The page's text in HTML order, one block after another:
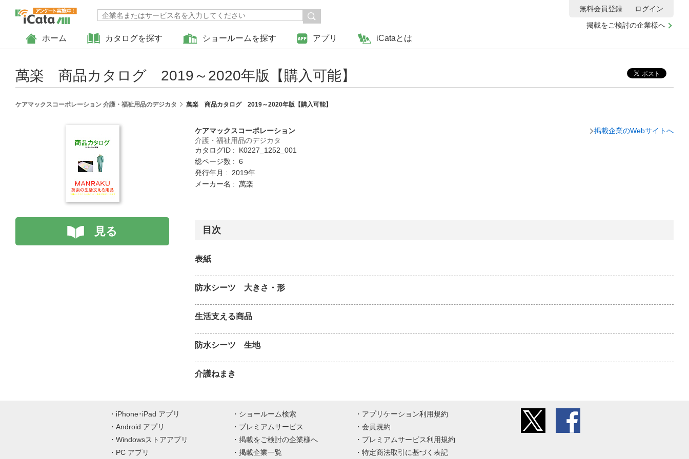
ホーム カタログを探す ショールームを探す アプリ iCataとは
掲載をご検討の企業様へ
無料会員登録 ログイン
萬楽 商品カタログ 2019～2020年版【購入可能】
ケアマックスコーポレーション 介護・福祉用品のデジカタ 萬楽 商品カタログ 2019～2020年版【購入可能】
見る
ケアマックスコーポレーション
介護・福祉用品のデジカタ
カタログID : K0227_1252_001
総ページ数 : 6
発行年月 : 2019年
メーカー名 : 萬楽
掲載企業のWebサイトへ
目次
表紙
防水シーツ 大きさ・形
生活支える商品
防水シーツ 生地
介護ねまき
iPhone･iPad アプリ
Android アプリ
Windowsストアアプリ
PC アプリ
ショールーム検索
プレミアムサービス
掲載をご検討の企業様へ
掲載企業一覧
アプリケーション利用規約
会員規約
プレミアムサービス利用規約
特定商法取引に基づく表記